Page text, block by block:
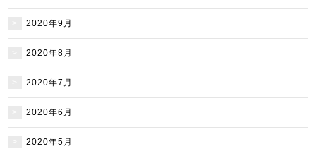
2020年9月
2020年8月
2020年7月
2020年6月
2020年5月